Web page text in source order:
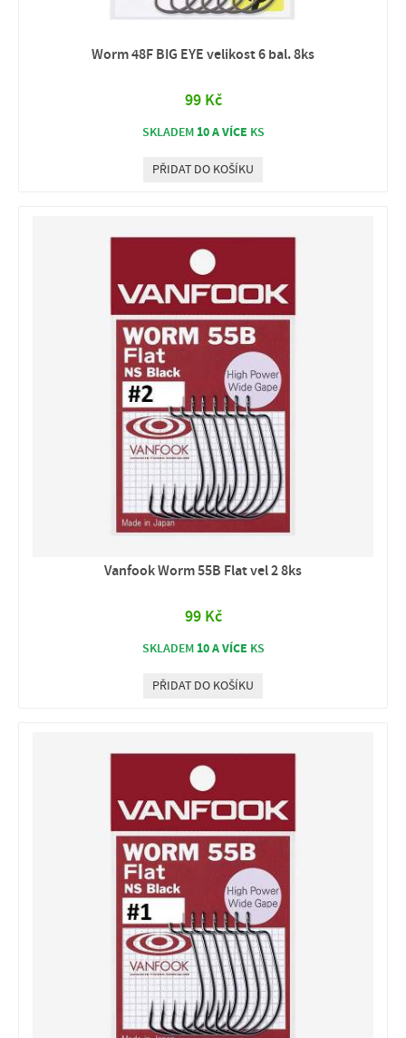
Worm 48F BIG EYE velikost 6 bal. 8ks
99 Kč
SKLADEM 10 A VÍCE KS
PŘIDAT DO KOŠÍKU
Vanfook Worm 55B Flat vel 2 8ks
99 Kč
SKLADEM 10 A VÍCE KS
PŘIDAT DO KOŠÍKU